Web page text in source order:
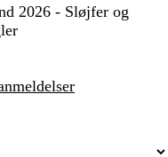
2026 - Sløjfer og